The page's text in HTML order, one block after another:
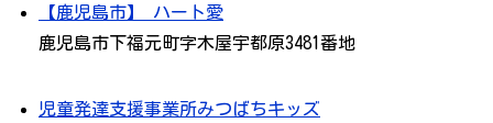
【鹿児島市】 ハート愛
鹿児島市下福元町字木屋宇都原3481番地
児童発達支援事業所みつばちキッズ